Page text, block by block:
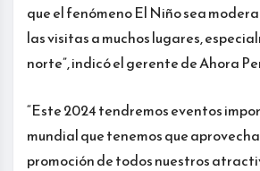
que el fenómeno El Niño sea
las visitas a muchos lugares,
norte”, indicó el gerente de Ahora
“Este 2024 tendremos eventos
mundial que tenemos que
promoción de todos nuestros